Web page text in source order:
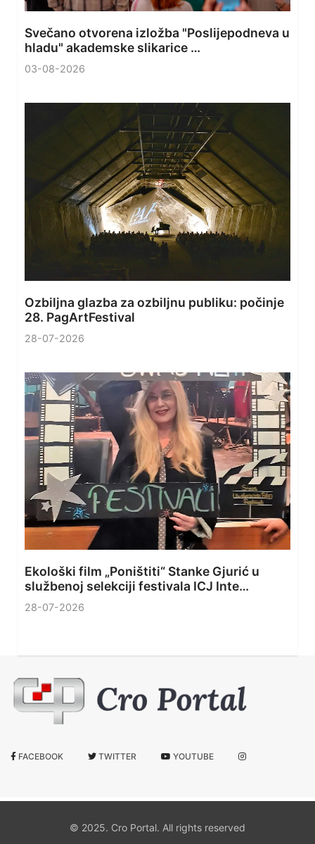
Svečano otvorena izložba "Poslijepodneva u
hladu" akademske slikarice …
03-08-2026
Ozbiljna glazba za ozbiljnu publiku: počinje
28. PagArtFestival
28-07-2026
Ekološki film „Poništiti“ Stanke Gjurić u
službenoj selekciji festivala ICJ Inte…
28-07-2026
FACEBOOK TWITTER YOUTUBE
© 2025. Cro Portal. All rights reserved